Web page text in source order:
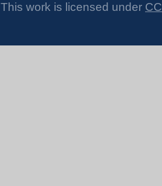
This work is licensed under